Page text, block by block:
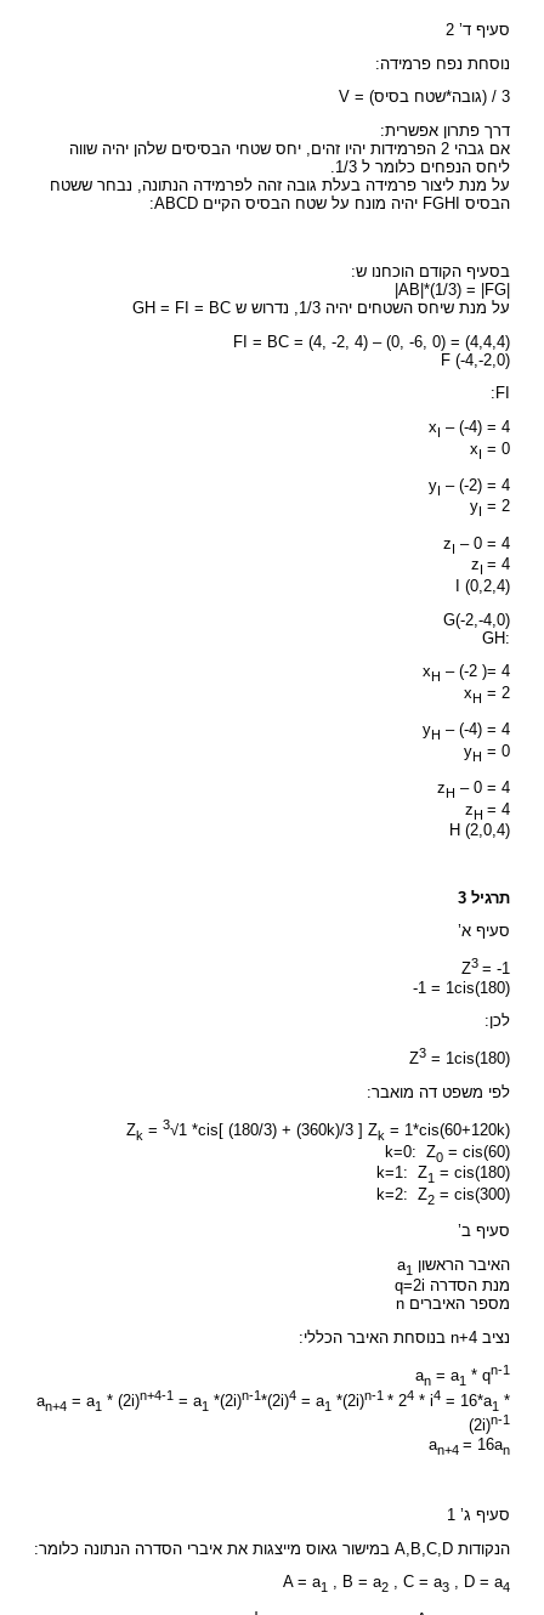
סעיף ד’ 2
נוסחת נפח פרמידה:
3 / (גובה*שטח בסיס) = V
דרך פתרון אפשרית:
אם גבהי 2 הפרמידות יהיו זהים, יחס שטחי הבסיסים שלהן יהיה שווה
ליחס הנפחים כלומר ל 1/3.
על מנת ליצור פרמידה בעלת גובה זהה לפרמידה הנתונה, נבחר ששטח
הבסיס FGHI יהיה מונח על שטח הבסיס הקיים ABCD:
בסעיף הקודם הוכחנו ש:
|AB|*(1/3) = |FG|
על מנת שיחס השטחים יהיה 1/3, נדרוש ש GH = FI = BC
FI = BC = (4, -2, 4) – (0, -6, 0) = (4,4,4)
F (-4,-2,0)
FI:
xI – (-4) = 4
xI = 0
yI – (-2) = 4
yI = 2
zI – 0 = 4
zI= 4
I (0,2,4)
G(-2,-4,0)
GH:
xH – (-2 )= 4
xH = 2
yH – (-4) = 4
yH = 0
zH – 0 = 4
zH= 4
H (2,0,4)
תרגיל 3
סעיף א’
Z3 = -1
-1 = 1cis(180)
לכן:
Z3 = 1cis(180)
לפי משפט דה מואבר:
Zk =3√1 *cis[ (180/3) + (360k)/3 ] Zk = 1*cis(60+120k)
k=0: Z0 = cis(60)
k=1: Z1 = cis(180)
k=2: Z2 = cis(300)
סעיף ב’
האיבר הראשון a 1
מנת הסדרה q=2i
מספר האיברים n
נציב n+4 בנוסחת האיבר הכללי:
an = a1 * qn-1
an+4 = a1 * (2i)n+4-1 = a1 *(2i)n-1*(2i)4 = a1 *(2i)n-1 * 24 * i4 = 16*a1 *
(2i)n-1
an+4= 16an
סעיף ג’ 1
הנקודות A,B,C,D במישור גאוס מייצגות את איברי הסדרה הנתונה כלומר:
A = a1 , B = a2 , C = a3 , D = a4